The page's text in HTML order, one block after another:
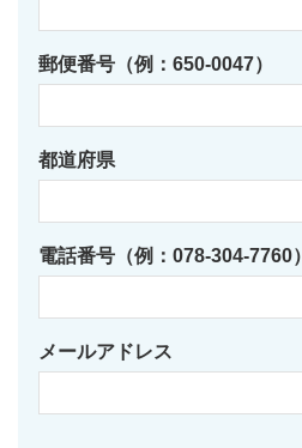
郵便番号（例：650-0047）
都道府県
電話番号（例：078-304-7760）
メールアドレス